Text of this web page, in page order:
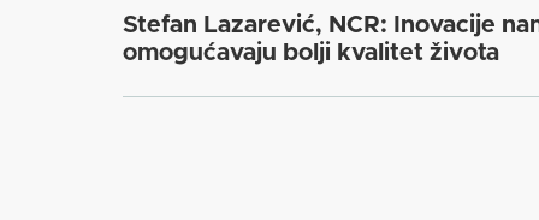
Stefan Lazarević, NCR: Inovacije
omogućavaju bolji kvalitet života